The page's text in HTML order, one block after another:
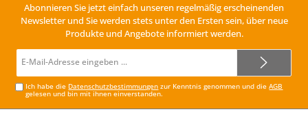
Abonnieren Sie jetzt einfach unseren regelmäßig erscheinenden
Newsletter und Sie werden stets unter den Ersten sein, über neue
Produkte und Angebote informiert werden.
Mail-
Ich habe die Datenschutzbestimmungen zur Kenntnis genommen und dieAGB
gelesen und bin mit ihnen einverstanden.